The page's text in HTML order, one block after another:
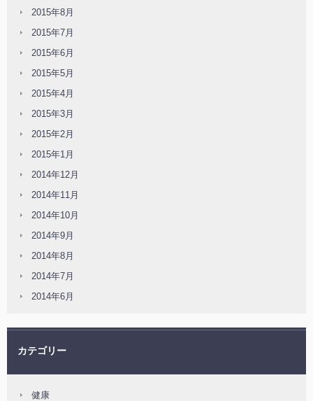
2015年8月
2015年7月
2015年6月
2015年5月
2015年4月
2015年3月
2015年2月
2015年1月
2014年12月
2014年11月
2014年10月
2014年9月
2014年8月
2014年7月
2014年6月
カテゴリー
健康